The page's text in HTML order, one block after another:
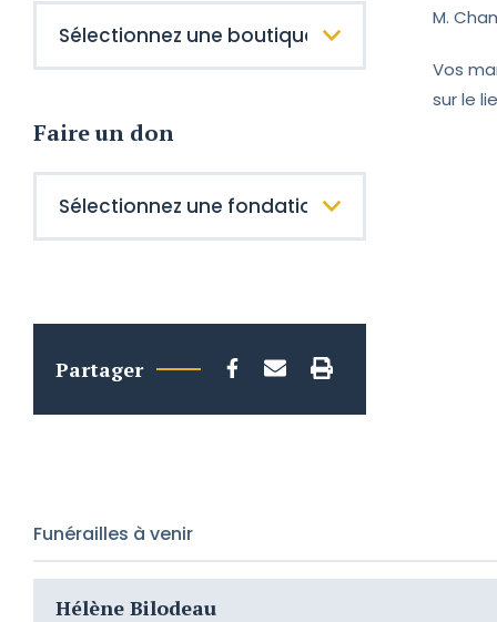
Faire un don
Partager
M.
Vos
sur le
Funérailles à venir
Hélène Bilodeau